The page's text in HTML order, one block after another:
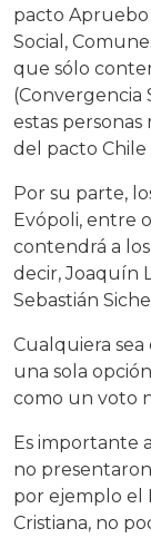
pacto Apruebo
Social,
que sólo
(Convergencia
estas
del pacto Chile
Por su parte,
Evópoli, entre
contendrá a
decir, Joaquín
Sebastián
Cualquiera
una sola
como un voto
Es importante
no
por ejemplo el
Cristiana, no